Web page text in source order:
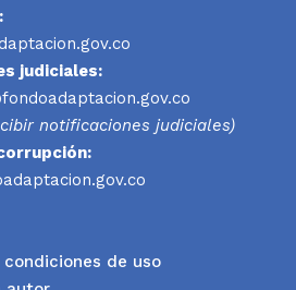
judiciales:
notificaciones judiciales)
de uso